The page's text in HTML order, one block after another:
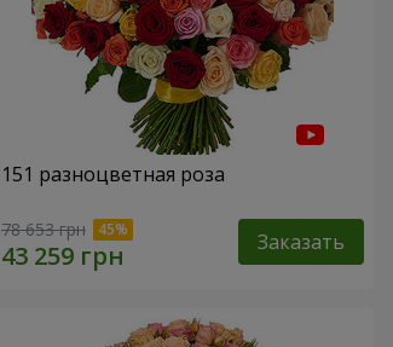
151 разноцветная роза
78 653 грн Заказать